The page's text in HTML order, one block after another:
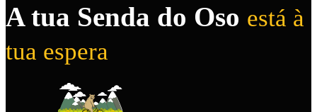
A tua Senda do Oso está à
tua espera